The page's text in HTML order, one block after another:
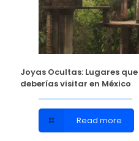
Joyas Ocultas: Lugares
deberías visitar en México
Read more